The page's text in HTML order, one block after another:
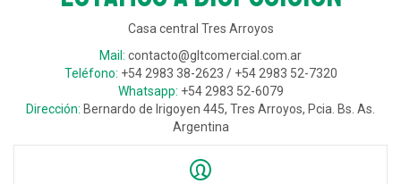
Casa central Tres Arroyos
Mail: contacto@gltcomercial.com.ar
Teléfono: +54 2983 38-2623 / +54 2983 52-7320
Whatsapp: +54 2983 52-6079
Dirección: Bernardo de Irigoyen 445, Tres Arroyos, Pcia. Bs. As.
Argentina